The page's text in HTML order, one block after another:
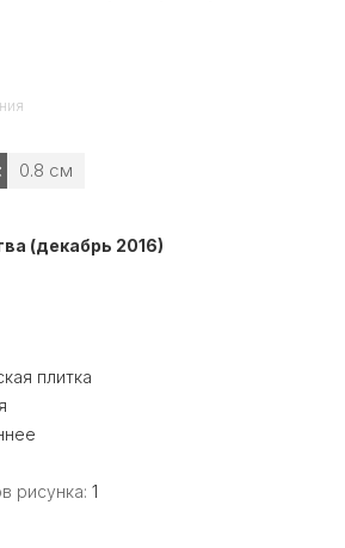
0.8 см
(декабрь 2016)
плитка
рисунка: 1